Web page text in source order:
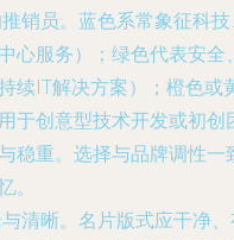
销员。蓝色系常象征科
心服务）；绿色代表安全
续IT解决方案）；橙色或
于创意型技术开发或初创
稳重。选择与品牌调性一
。
清晰。名片版式应干净